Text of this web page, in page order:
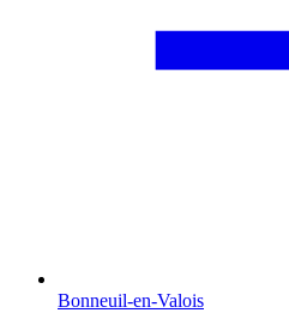
Bonneuil-en-Valois